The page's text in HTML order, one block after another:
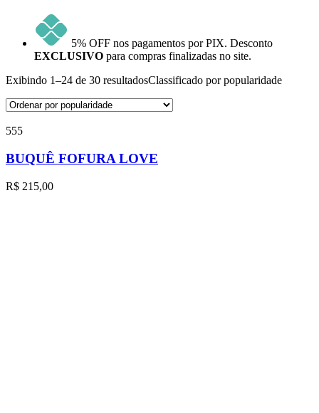
5% OFF nos pagamentos por PIX. Desconto
EXCLUSIVO para compras finalizadas no site.
Exibindo 1–24 de 30 resultadosClassificado por popularidade
555
BUQUÊ FOFURA LOVE
R$ 215,00